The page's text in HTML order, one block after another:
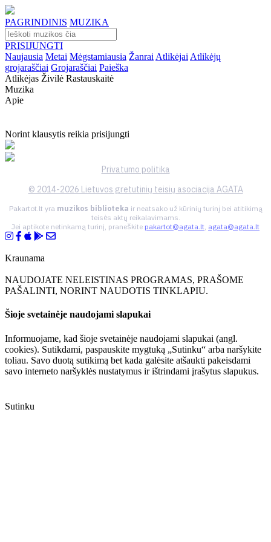
PAGRINDINIS MUZIKA
PRISIJUNGTI
Naujausia Metai Mėgstamiausia Žanrai Atlikėjai Atlikėjų
grojaraščiai Grojaraščiai Paieška
Atlikėjas Živilė Rastauskaitė
Muzika
Apie
Norint klausytis reikia prisijungti
Privatumo politika
© 2014-2026 Lietuvos gretutinių teisių asociacija AGATA
Pakartot.lt yra muzikos biblioteka ir neatsako už kūrinių turinį bei atitikimą
teisės aktų reikalavimams.
Jei aptikote netinkamą turinį, praneškite pakartot@agata.lt, agata@agata.lt
Kraunama
NAUDOJATE NELEISTINAS PROGRAMAS, PRAŠOME
PAŠALINTI, NORINT NAUDOTIS TINKLAPIU.
Šioje svetainėje naudojami slapukai
Informuojame, kad šioje svetainėje naudojami slapukai (angl.
cookies). Sutikdami, paspauskite mygtuką „Sutinku“ arba naršykite
toliau. Savo duotą sutikimą bet kada galėsite atšaukti pakeisdami
savo interneto naršyklės nustatymus ir ištrindami įrašytus slapukus.
Sutinku